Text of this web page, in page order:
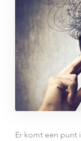
Er komt een punt